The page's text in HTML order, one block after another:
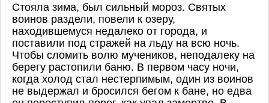
Стояла зима, был сильный мороз. Святых
воинов раздели, повели к озеру,
находившемуся недалеко от города, и
поставили под стражей на льду на всю ночь.
Чтобы сломить волю мучеников, неподалеку на
берегу растопили баню. В первом часу ночи,
когда холод стал нестерпимым, один из воинов
не выдержал и бросился бегом к бане, но едва